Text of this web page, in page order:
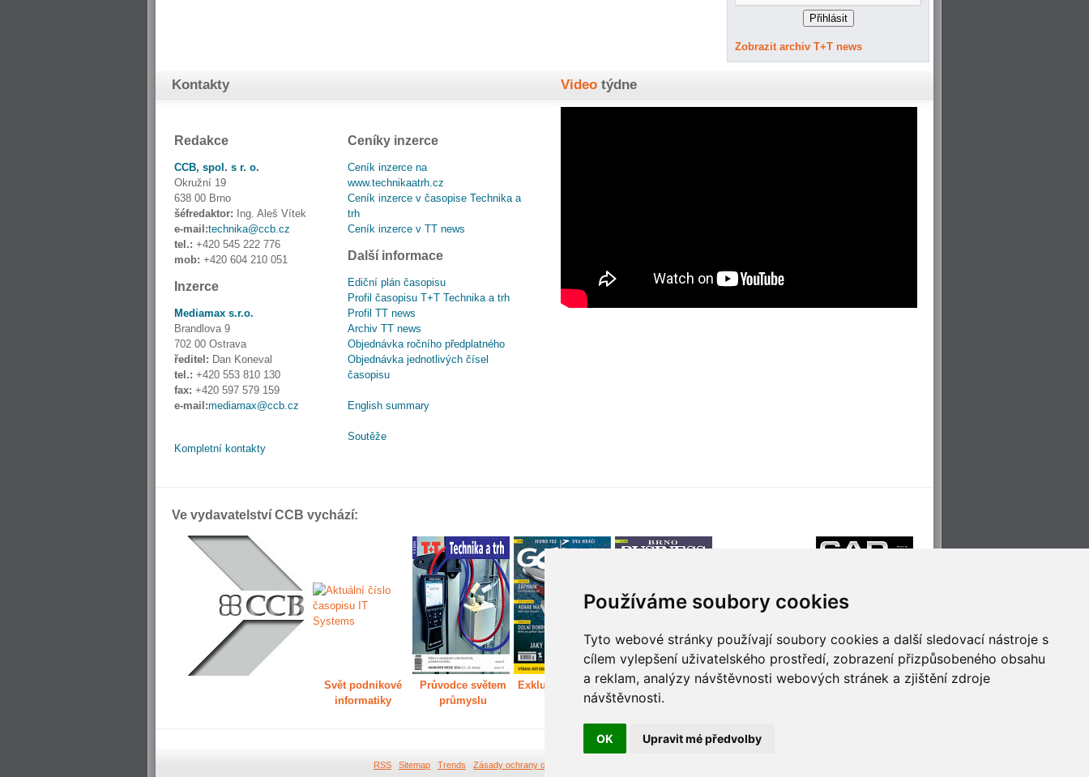
Používáme soubory cookies
Tyto webové stránky používají soubory cookies a další sledovací nástroje s
cílem vylepšení uživatelského prostředí, zobrazení přizpůsobeného obsahu
a reklam, analýzy návštěvnosti webových stránek a zjištění zdroje
návštěvnosti.
OK Upravit mé předvolby
Zobrazit archiv T+T news
Kontakty
Redakce
CCB, spol. s r. o.
Okružní 19
638 00 Brno
šéfredaktor: Ing. Aleš Vítek
e-mail:technika@ccb.cz
tel.: +420 545 222 776
mob: +420 604 210 051
Inzerce
Mediamax s.r.o.
Brandlova 9
702 00 Ostrava
ředitel: Dan Koneval
tel.: +420 553 810 130
fax: +420 597 579 159
e-mail:mediamax@ccb.cz
Kompletní kontakty
Ceníky inzerce
Ceník inzerce na
www.technikaatrh.cz
Ceník inzerce v časopise Technika a
trh
Ceník inzerce v TT news
Další informace
Ediční plán časopisu
Profil časopisu T+T Technika a trh
Profil TT news
Archiv TT news
Objednávka ročního předplatného
Objednávka jednotlivých čísel
časopisu
English summary
Soutěže
Video týdne
Ve vydavatelství CCB vychází:
Svět podnikové
informatiky
Průvodce světem
průmyslu
Exkluzivně světem
Děláme Brno větší Příjemné cestování
Technologie pro
RSS Sitemap Trends Zásady ochrany osobních údajů